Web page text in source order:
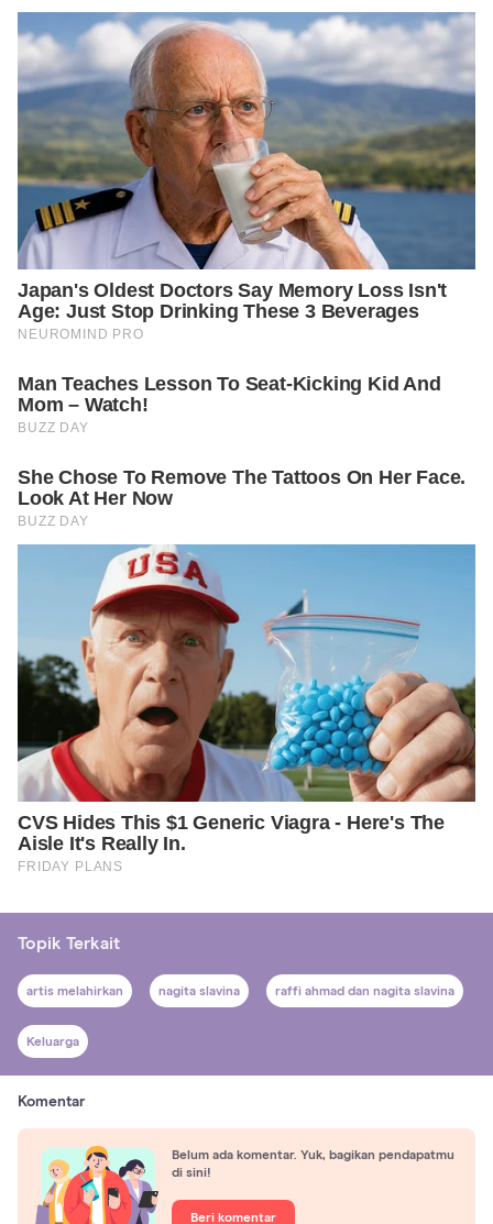
Topik Terkait
artis melahirkan nagita slavina raffi ahmad dan nagita slavina
Keluarga
Komentar
Belum ada komentar. Yuk, bagikan pendapatmu
di sini!
Beri komentar